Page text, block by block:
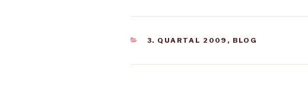
KATEGORIEN
3. QUARTAL 2009 , BLOG